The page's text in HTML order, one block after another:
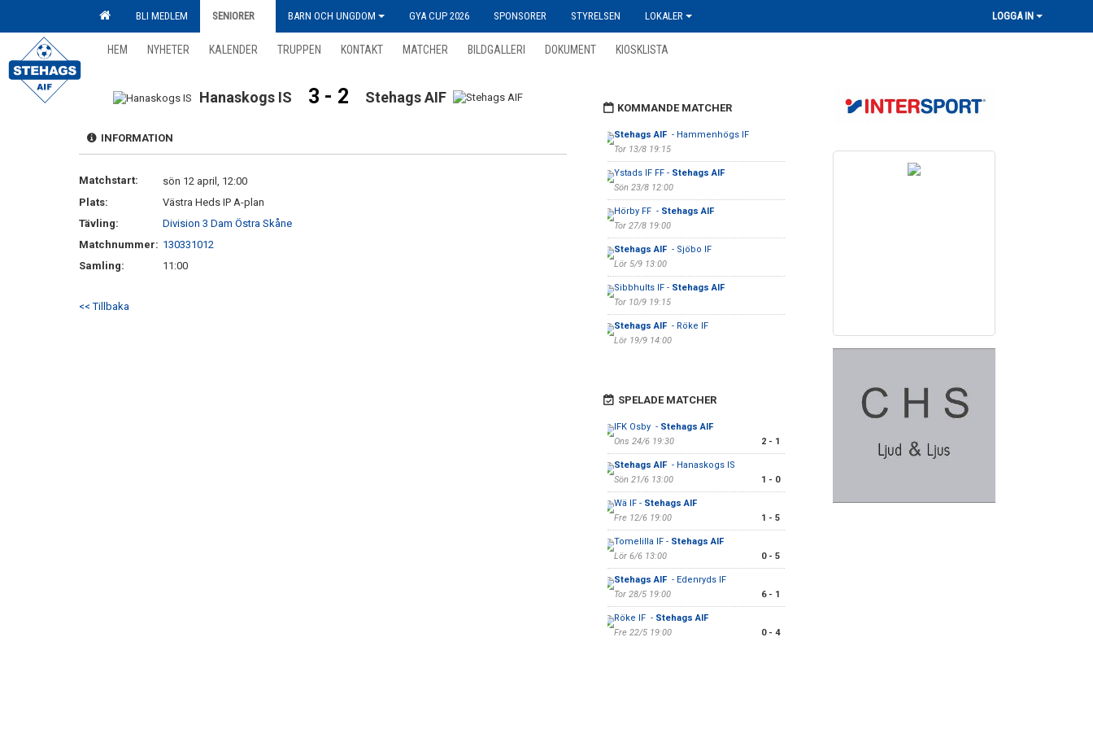
BLI MEDLEM SENIORER BARN OCH UNGDOM GYA CUP 2026 SPONSORER STYRELSEN LOKALER LOGGA IN
HEM NYHETER KALENDER TRUPPEN KONTAKT MATCHER BILDGALLERI DOKUMENT KIOSKLISTA
Hanaskogs IS 3 - 2 Stehags AIF
INFORMATION
Matchstart:
sön 12 april, 12:00
Plats:
Västra Heds IP A-plan
Tävling:
Division 3 Dam Östra Skåne
Matchnummer: 130331012
Samling:
11:00
<< Tillbaka
KOMMANDE MATCHER
Stehags AIF - Hammenhögs IF
Tor 13/8 19:15
Ystads IF FF - Stehags AIF
Sön 23/8 12:00
Hörby FF - Stehags AIF
Tor 27/8 19:00
Stehags AIF - Sjöbo IF
Lör 5/9 13:00
Sibbhults IF - Stehags AIF
Tor 10/9 19:15
Stehags AIF - Röke IF
Lör 19/9 14:00
SPELADE MATCHER
IFK Osby - Stehags AIF
Ons 24/6 19:30
2 - 1
Stehags AIF - Hanaskogs IS
Sön 21/6 13:00
1 - 0
Wä IF - Stehags AIF
Fre 12/6 19:00
1 - 5
Tomelilla IF - Stehags AIF
Lör 6/6 13:00
0 - 5
Stehags AIF - Edenryds IF
Tor 28/5 19:00
6 - 1
Röke IF - Stehags AIF
Fre 22/5 19:00
0 - 4